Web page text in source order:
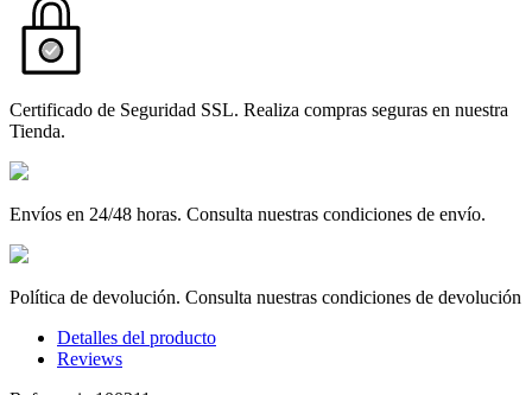
Certificado de Seguridad SSL. Realiza compras seguras en nuestra
Tienda.
Envíos en 24/48 horas. Consulta nuestras condiciones de envío.
Política de devolución. Consulta nuestras condiciones de devolución
Detalles del producto
Reviews